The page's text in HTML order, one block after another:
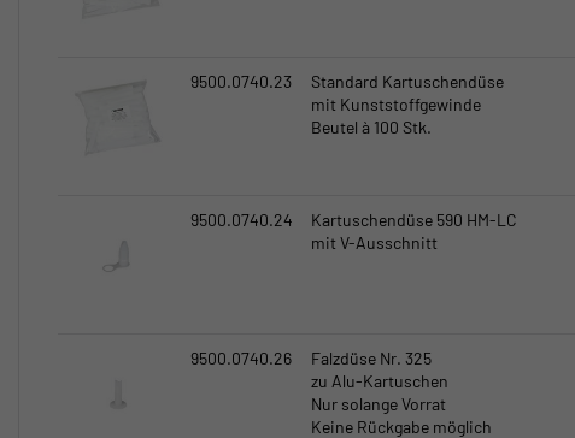
9500.0740.23
Standard Kartuschendüse
mit Kunststoffgewinde
Beutel à 100 Stk.
9500.0740.24
Kartuschendüse 590 HM-LC
mit V-Ausschnitt
9500.0740.26
Falzdüse Nr. 325
zu Alu-Kartuschen
Nur solange Vorrat
Keine Rückgabe möglich